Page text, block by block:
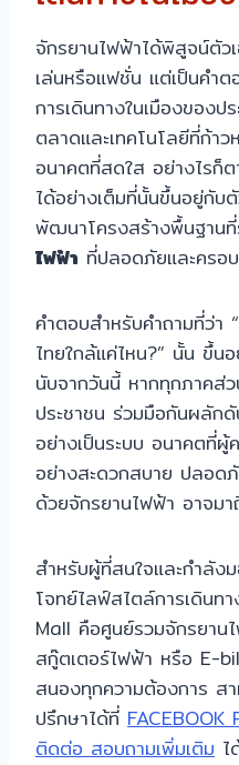
จักรยานไฟฟ้าได้พิสูจน์ตัว
เล่นหรือแฟชั่น แต่เป็นคำ
การเดินทางในเมืองของป
ตลาดและเทคโนโลยีที่ก้า
อนาคตที่สดใส อย่างไรก็
ได้อย่างเต็มที่นั้นขึ้นอยู่กั
พัฒนาโครงสร้างพื้นฐาน
ไฟฟ้า ที่ปลอดภัยและครอ
คำตอบสำหรับคำถามที่ว่า
ไทยใกล้แค่ไหน?” นั้น ขึ้น
นับจากวันนี้ หากทุกภาคส่
ประชาชน ร่วมมือกันผลัก
อย่างเป็นระบบ อนาคตที่ผู้
อย่างสะดวกสบาย ปลอด
ด้วยจักรยานไฟฟ้า อาจม
สำหรับผู้ที่สนใจและกำลัง
โจทย์ไลฟ์สไตล์การเดินท
Mall คือศูนย์รวมจักรยานไ
สกู๊ตเตอร์ไฟฟ้า หรือ E-
สนองทุกความต้องการ ส
ปรึกษาได้ที่ FACEBOOK
ติดต่อ สอบถามเพิ่มเติม